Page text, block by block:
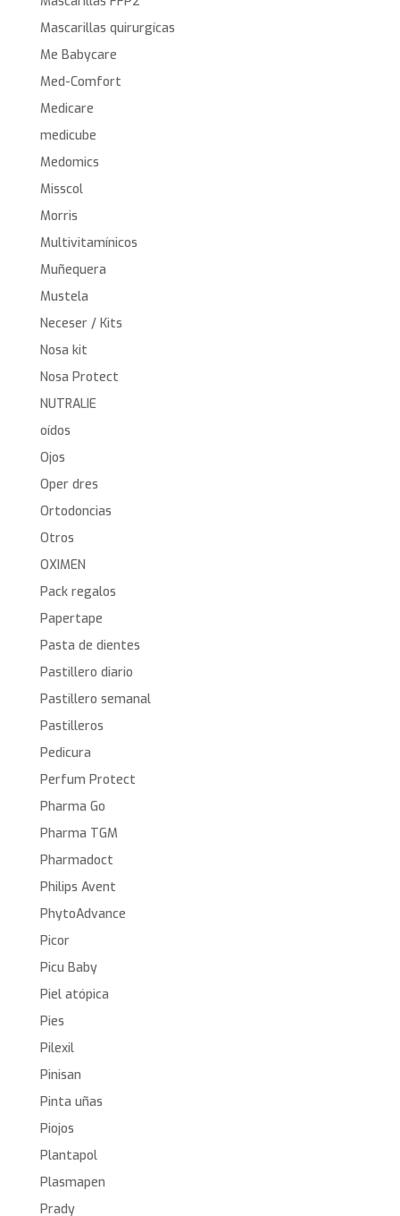
Mascarillas quirurgícas
Me Babycare
Med-Comfort
Medicare
medicube
Medomics
Misscol
Morris
Multivitamínicos
Muñequera
Mustela
Neceser / Kits
Nosa kit
Nosa Protect
NUTRALIE
oídos
Ojos
Oper dres
Ortodoncias
Otros
OXIMEN
Pack regalos
Papertape
Pasta de dientes
Pastillero diario
Pastillero semanal
Pastilleros
Pedicura
Perfum Protect
Pharma Go
Pharma TGM
Pharmadoct
Philips Avent
PhytoAdvance
Picor
Picu Baby
Piel atópica
Pies
Pilexil
Pinisan
Pinta uñas
Piojos
Plantapol
Plasmapen
Prady